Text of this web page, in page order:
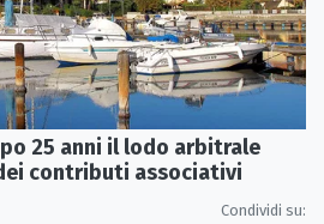
25 anni il lodo arbitrale
contributi associativi
Condividi su: